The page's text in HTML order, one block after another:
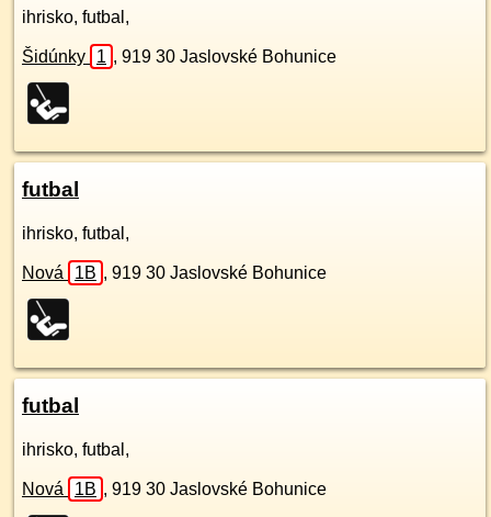
ihrisko, futbal,
Šidúnky 1 , 919 30 Jaslovské Bohunice
futbal
ihrisko, futbal,
Nová 1B , 919 30 Jaslovské Bohunice
futbal
ihrisko, futbal,
Nová 1B , 919 30 Jaslovské Bohunice